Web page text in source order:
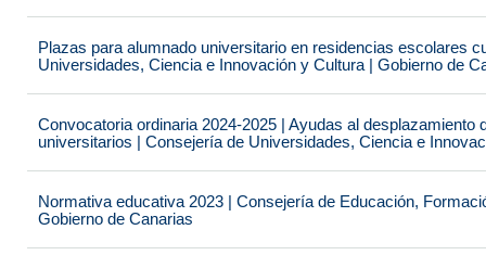
Plazas para alumnado universitario en residencias escolares
Universidades, Ciencia e Innovación y Cultura | Gobierno de
Convocatoria ordinaria 2024-2025 | Ayudas al desplazamiento
universitarios | Consejería de Universidades, Ciencia e
Normativa educativa 2023 | Consejería de Educación,
Gobierno de Canarias